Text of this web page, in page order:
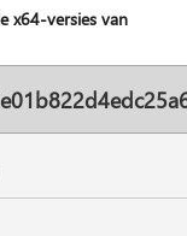
x64-versies van